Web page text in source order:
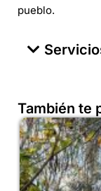
pueblo.
También te